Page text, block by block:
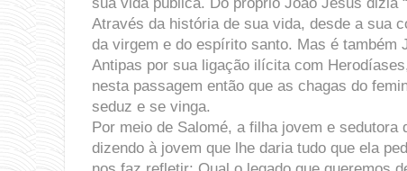
Através da história de sua vida, desde a sua
da virgem e do espírito santo. Mas é também
Antipas por sua ligação ilícita com
nesta passagem então que as chagas do
seduz e se vinga.
Por meio de Salomé, a filha jovem e
dizendo à jovem que lhe daria tudo que ela